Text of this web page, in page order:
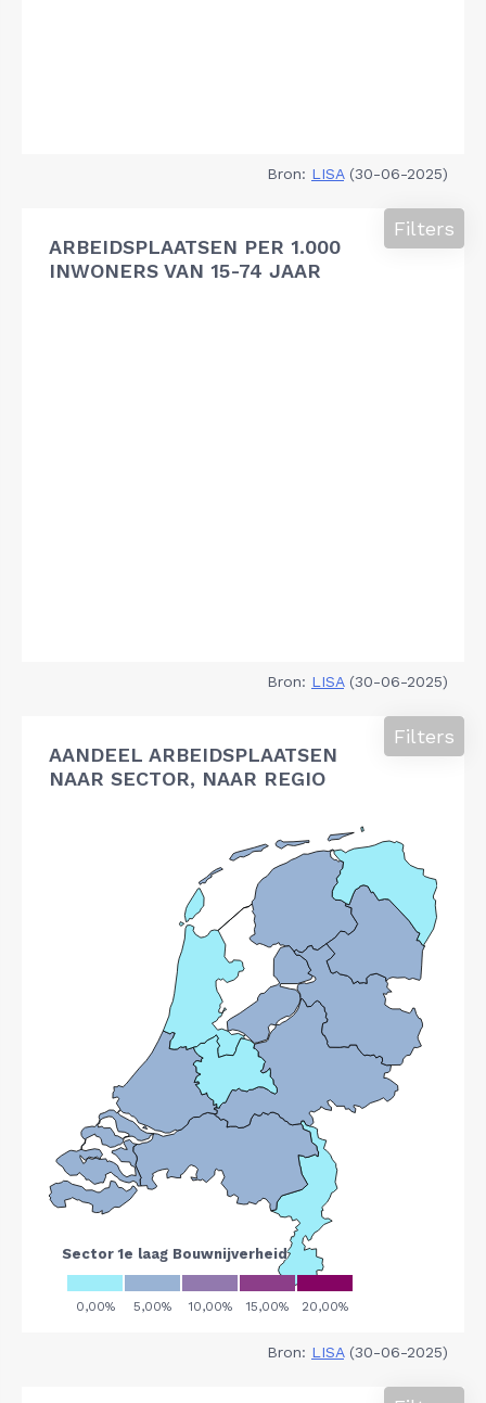
Bron: LISA(30-06-2025)
ARBEIDSPLAATSEN PER 1.000
INWONERS VAN 15-74 JAAR
Filters
Bron: LISA(30-06-2025)
AANDEEL ARBEIDSPLAATSEN
NAAR SECTOR, NAAR REGIO
Filters
Bron: LISA(30-06-2025)